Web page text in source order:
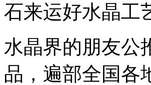
石来运好水晶工
水晶界的朋友公
品，遍部全国各